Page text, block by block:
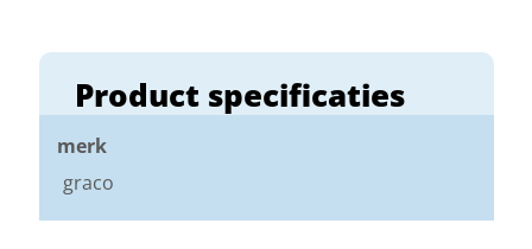
Product specificaties
merk
graco